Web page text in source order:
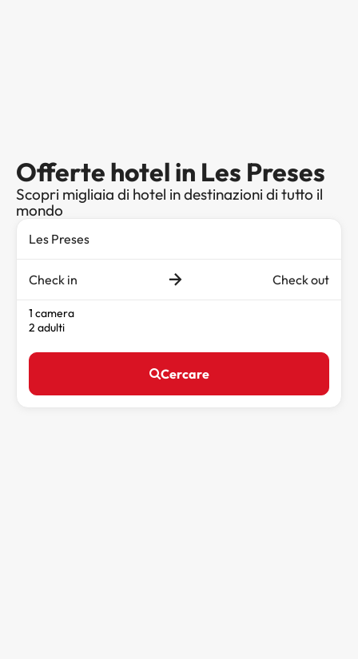
Offerte hotel in Les Preses
Scopri migliaia di hotel in destinazioni di tutto il
mondo
Check in Check out
1 camera
2 adulti
Cercare